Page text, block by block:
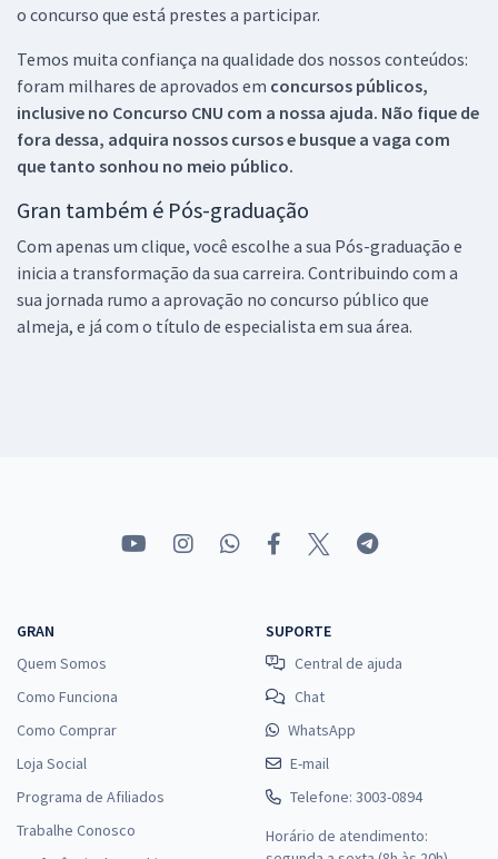
o concurso que está prestes a participar.
Temos muita confiança na qualidade dos nossos conteúdos:
foram milhares de aprovados em concursos públicos,
inclusive no Concurso CNU com a nossa ajuda. Não fique de
fora dessa, adquira nossos cursos e busque a vaga com
que tanto sonhou no meio público.
Gran também é Pós-graduação
Com apenas um clique, você escolhe a sua Pós-graduação e
inicia a transformação da sua carreira. Contribuindo com a
sua jornada rumo a aprovação no concurso público que
almeja, e já com o título de especialista em sua área.
GRAN
Quem Somos
Como Funciona
Como Comprar
Loja Social
Programa de Afiliados
Trabalhe Conosco
SUPORTE
Central de ajuda
Chat
WhatsApp
E-mail
Telefone: 3003-0894
Horário de atendimento: